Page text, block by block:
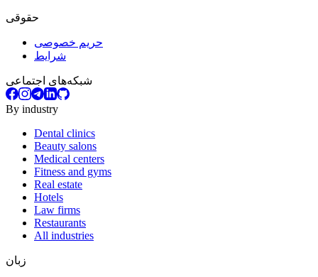
حقوقی
حریم خصوصی
شرایط
شبکه‌های اجتماعی
By industry
Dental clinics
Beauty salons
Medical centers
Fitness and gyms
Real estate
Hotels
Law firms
Restaurants
All industries
زبان